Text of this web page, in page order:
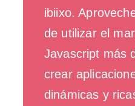
ibiixo.
de utilizar el
Javascript más
crear
dinámicas y